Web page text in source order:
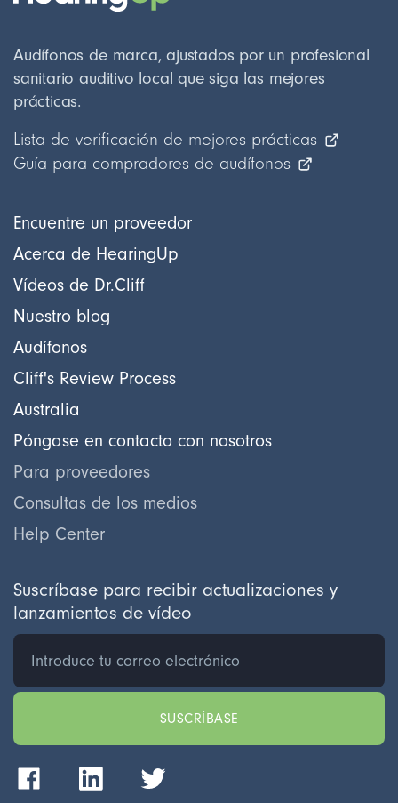
Encuentre un proveedor
Acerca de HearingUp
Vídeos de Dr.Cliff
Nuestro blog
Audífonos
Cliff's Review Process
Australia
Póngase en contacto con nosotros
Para proveedores
Consultas de los medios
Help Center
Audífonos de marca, ajustados por un profesional
sanitario auditivo local que siga las mejores
prácticas.
Lista de verificación de mejores prácticas
Guía para compradores de audífonos
Suscríbase para recibir actualizaciones y
lanzamientos de vídeo